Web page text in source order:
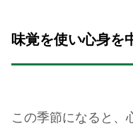
味覚を使い心身を
この季節になると、